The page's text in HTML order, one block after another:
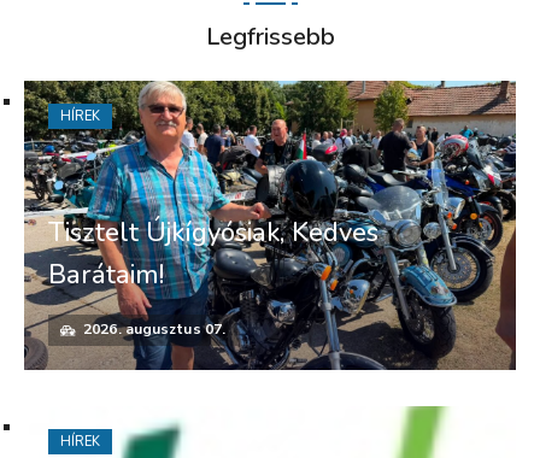
Legfrissebb
Tisztelt Újkígyósiak, Kedves
Barátaim!
2026. augusztus 07.
HÍREK
HÍREK